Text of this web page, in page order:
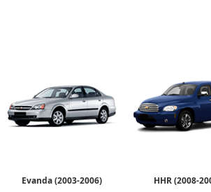
Evanda (2003-2006) HHR (2008-